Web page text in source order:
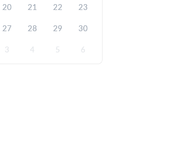
20 21 22 23
27 28 29 30
3 4 5 6